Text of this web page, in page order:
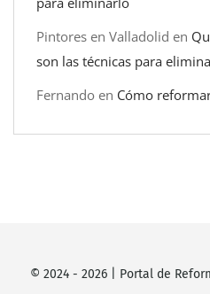
Pintores en Valladolid en
son las técnicas para
Fernando en Cómo
© 2024 - 2026| Portal de